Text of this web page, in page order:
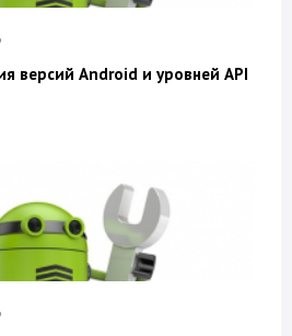
версий Android и уровней API